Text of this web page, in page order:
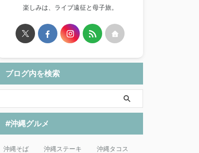
楽しみは、ライブ遠征と母子旅。
ブログ内を検索
#沖縄グルメ
沖縄そば 沖縄ステーキ 沖縄タコス